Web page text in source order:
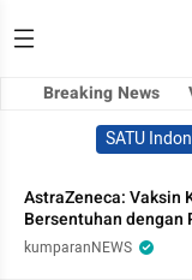
Breaking News
SATU
AstraZeneca: Vaksin
Bersentuhan dengan
kumparanNEWS